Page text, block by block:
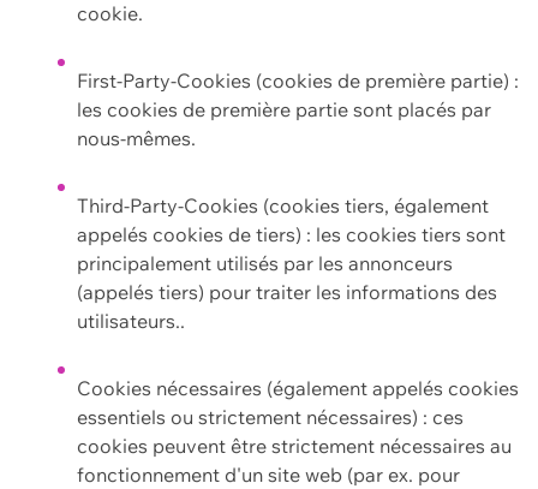
cookie.
First-Party-Cookies (cookies de première partie) :
les cookies de première partie sont placés par
nous-mêmes.
Third-Party-Cookies (cookies tiers, également
appelés cookies de tiers) : les cookies tiers sont
principalement utilisés par les annonceurs
(appelés tiers) pour traiter les informations des
utilisateurs..
Cookies nécessaires (également appelés cookies
essentiels ou strictement nécessaires) : ces
cookies peuvent être strictement nécessaires au
fonctionnement d'un site web (par ex. pour